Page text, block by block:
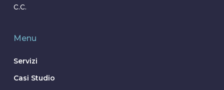
c.c.
Menu
Servizi
Casi Studio